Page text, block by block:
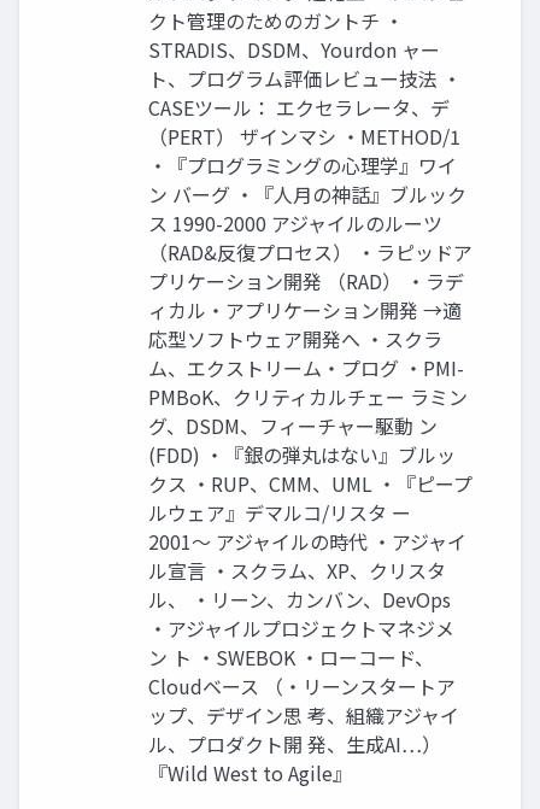
クト管理のためのガントチ ・
STRADIS、DSDM、Yourdon ャー
ト、プログラム評価レビュー技法 ・
CASEツール： エクセラレータ、デ
（PERT） ザインマシ ・METHOD/1
・『プログラミングの心理学』ワイ
ン バーグ ・『人月の神話』ブルック
ス 1990-2000 アジャイルのルーツ
（RAD&反復プロセス） ・ラピッドア
プリケーション開発 （RAD） ・ラデ
ィカル・アプリケーション開発 →適
応型ソフトウェア開発へ ・スクラ
ム、エクストリーム・プログ ・PMI-
PMBoK、クリティカルチェー ラミン
グ、DSDM、フィーチャー駆動 ン
(FDD) ・『銀の弾丸はない』ブルッ
クス ・RUP、CMM、UML ・『ピープ
ルウェア』デマルコ/リスタ ー
2001〜 アジャイルの時代 ・アジャイ
ル宣言 ・スクラム、XP、クリスタ
ル、 ・リーン、カンバン、DevOps
・アジャイルプロジェクトマネジメ
ン ト ・SWEBOK ・ローコード、
Cloudベース （・リーンスタートア
ップ、デザイン思 考、組織アジャイ
ル、プロダクト開 発、生成AI…）
『Wild West to Agile』